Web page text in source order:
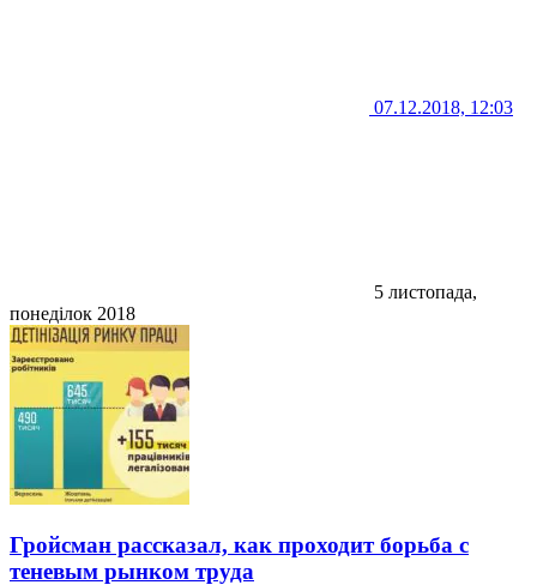
07.12.2018, 12:03
5 листопада,
понеділок 2018
Гройсман рассказал, как проходит борьба с
теневым рынком труда